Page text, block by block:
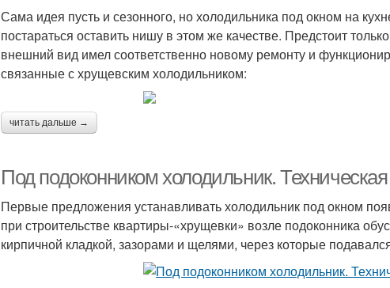
Сама идея пусть и сезонного, но холодильника под окном на
постараться оставить нишу в этом же качестве. Предстоит
внешний вид имел соответственно новому ремонту и
связанные с хрущевским холодильником:
читать дальше →
Под подоконником холодильник.
Первые предложения устанавливать холодильник под окном
при строительстве квартиры-«хрущевки» возле подоконника
кирпичной кладкой, зазорами и щелями, через которые